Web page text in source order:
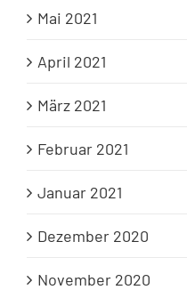
Mai 2021
April 2021
März 2021
Februar 2021
Januar 2021
Dezember 2020
November 2020